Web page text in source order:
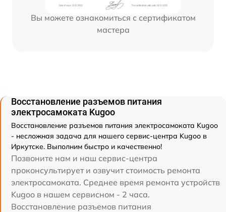
Вы можете ознакомиться с сертификатом
мастера
Восстановление разъемов питания
электросамоката Kugoo
Восстановление разъемов питания электросамоката Kugoo
- несложная задача для нашего сервис-центра Kugoo в
Иркутске. Выполним быстро и качественно!
Позвоните нам и наш сервис-центра
проконсультирует и озвучит стоимость ремонта
электросамоката. Среднее время ремонта устройств
Kugoo в нашем сервисном - 2 часа.
Восстановление разъемов питания